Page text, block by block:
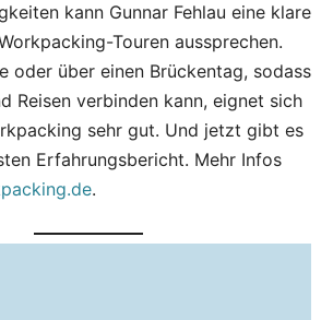
kann Gunnar Fehlau eine klare
Touren aussprechen.
oder über einen Brückentag, sodass
Reisen verbinden kann, eignet sich
sehr gut. Und jetzt gibt es
Erfahrungsbericht. Mehr Infos
.